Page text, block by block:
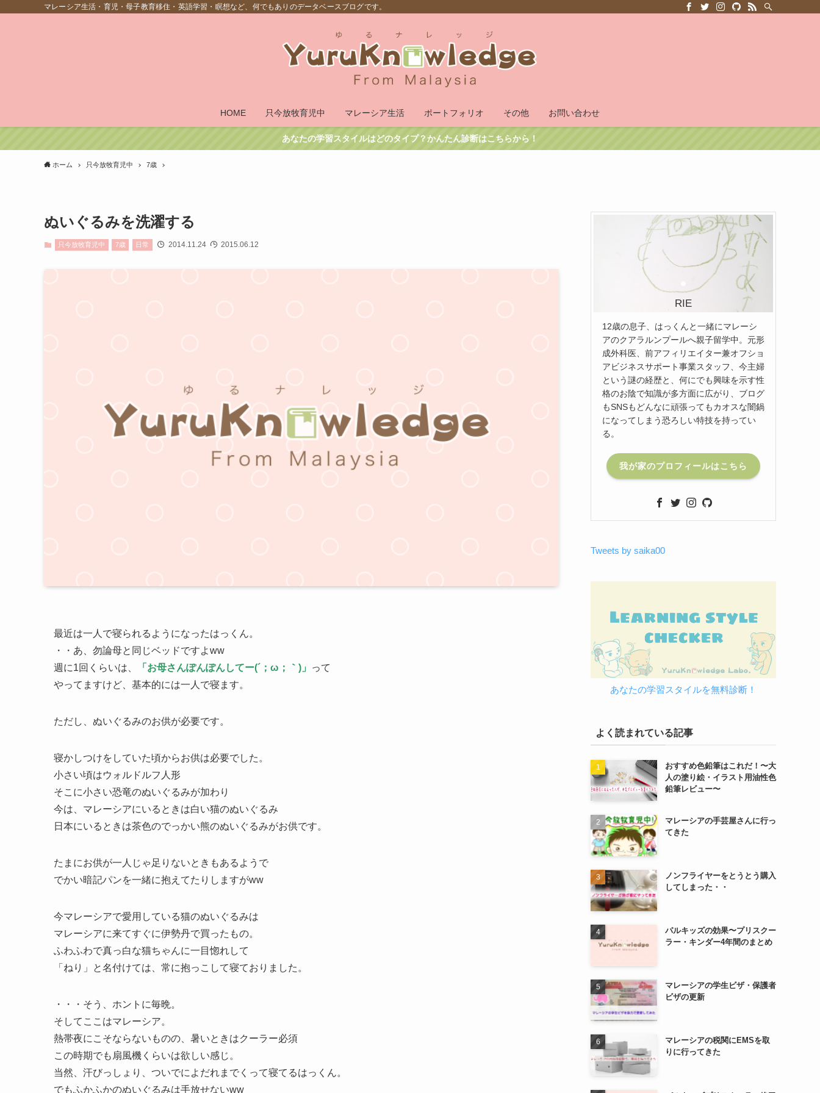
マレーシア生活・育児・母子教育移住・英語学習・瞑想など、何でもありのデータベースブログです。
HOME 只今放牧育児中 マレーシア生活 ポートフォリオ その他 お問い合わせ
あなたの学習スタイルはどのタイプ？かんたん診断はこちらから！
ホーム 只今放牧育児中 7歳
ぬいぐるみを洗濯する
只今放牧育児中 7歳 日常 2014.11.24 2015.06.12
最近は一人で寝られるようになったはっくん。
・・あ、勿論母と同じベッドですよww
週に1回くらいは、
「お母さんぽんぽんしてー(´；ω；｀)」
って
やってますけど、基本的には一人で寝ます。
ただし、ぬいぐるみのお供が必要です。
寝かしつけをしていた頃からお供は必要でした。
小さい頃はウォルドルフ人形
そこに小さい恐竜のぬいぐるみが加わり
今は、マレーシアにいるときは白い猫のぬいぐるみ
日本にいるときは茶色のでっかい熊のぬいぐるみがお供です。
たまにお供が一人じゃ足りないときもあるようで
でかい暗記パンを一緒に抱えてたりしますがww
今マレーシアで愛用している猫のぬいぐるみは
マレーシアに来てすぐに伊勢丹で買ったもの。
ふわふわで真っ白な猫ちゃんに一目惚れして
「ねり」と名付けては、常に抱っこして寝ておりました。
・・・そう、ホントに毎晩。
そしてここはマレーシア。
熱帯夜にこそならないものの、暑いときはクーラー必須
この時期でも扇風機くらいは欲しい感じ。
当然、汗びっしょり、ついでによだれまでくって寝てるはっくん。
でもふかふかのぬいぐるみは手放せないww
RIE
12歳の息子、はっくんと一緒にマレーシ
アのクアラルンプールへ親子留学中。元形
成外科医、前アフィリエイター兼オフショ
アビジネスサポート事業スタッフ、今主婦
という謎の経歴と、何にでも興味を示す性
格のお陰で知識が多方面に広がり、ブログ
もSNSもどんなに頑張ってもカオスな闇鍋
になってしまう恐ろしい特技を持ってい
る。
我が家のプロフィールはこちら
Tweets by saika00
あなたの学習スタイルを無料診断！
よく読まれている記事
おすすめ色鉛筆はこれだ！〜大
人の塗り絵・イラスト用油性色
鉛筆レビュー〜
マレーシアの手芸屋さんに行っ
てきた
ノンフライヤーをとうとう購入
してしまった・・
パルキッズの効果〜プリスクー
ラー・キンダー4年間のまとめ
マレーシアの学生ビザ・保護者
ビザの更新
マレーシアの税関にEMSを取
りに行ってきた